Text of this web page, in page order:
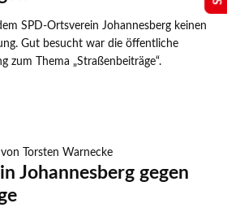
SPD-Ortsverein Johannesberg keinen
Gut besucht war die öffentliche
zum Thema „Straßenbeiträge“.
von Torsten Warnecke
Johannesberg gegen